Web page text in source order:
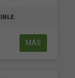
MÁS